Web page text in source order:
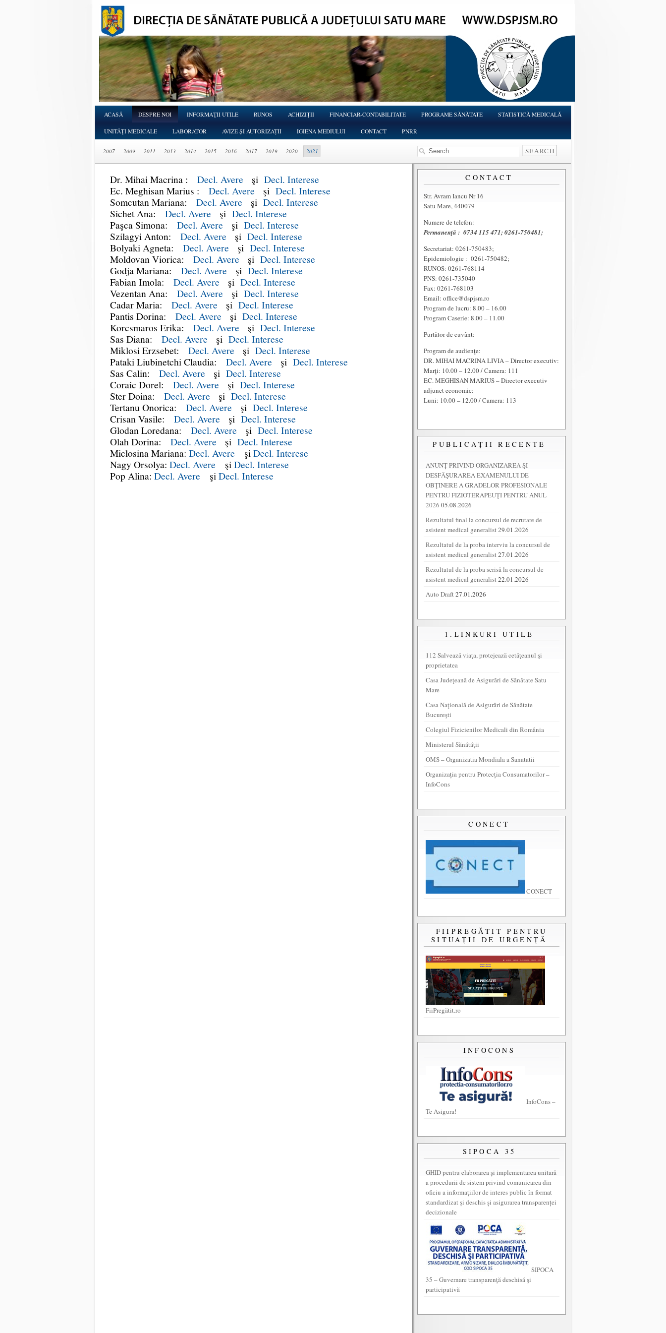
ACASĂ DESPRE NOI INFORMAŢII UTILE RUNOS ACHIZIŢII FINANCIAR-CONTABILITATE PROGRAME SĂNĂTATE STATISTICĂ MEDICALĂ
UNITĂŢI MEDICALE LABORATOR AVIZE ȘI AUTORIZAȚII IGIENA MEDIULUI CONTACT PNRR
2007 2009 2011 2013 2014 2015 2016 2017 2019 2020 2021
Dr. Mihai Macrina : Decl. Avere şi Decl. Interese
Ec. Meghisan Marius : Decl. Avere şi Decl. Interese
Somcutan Mariana: Decl. Avere şi Decl. Interese
Sichet Ana: Decl. Avere şi Decl. Interese
Paşca Simona: Decl. Avere şi Decl. Interese
Szilagyi Anton: Decl. Avere şi Decl. Interese
Bolyaki Agneta: Decl. Avere şi Decl. Interese
Moldovan Viorica:
Decl. Avere şi Decl. Interese
Godja Mariana: Decl. Avere şi Decl. Interese
Fabian Imola: Decl. Avere şi Decl. Interese
Vezentan Ana: Decl. Avere şi Decl. Interese
Cadar Maria: Decl. Avere şi Decl. Interese
Pantis Dorina:
Decl. Avere şi Decl. Interese
Korcsmaros Erika: Decl. Avere şi Decl. Interese
Sas Diana: Decl. Avere şi Decl. Interese
Miklosi Erzsebet: Decl. Avere şi Decl. Interese
Pataki Liubinetchi Claudia: Decl. Avere şi Decl. Interese
Sas Calin: Decl. Avere şi Decl. Interese
Coraic Dorel: Decl. Avere şi Decl. Interese
Ster Doina: Decl. Avere şi Decl. Interese
Tertanu Onorica:
Decl. Avere şi Decl. Interese
Crisan Vasile: Decl. Avere şi Decl. Interese
Glodan Loredana: Decl. Avere şi Decl. Interese
Olah Dorina: Decl. Avere şi Decl. Interese
Miclosina Mariana: Decl. Avere şi Decl. Interese
Nagy Orsolya: Decl. Avere şi Decl. Interese
Pop Alina: Decl. Avere şi Decl. Interese
CONTACT
Str. Avram Iancu Nr 16
Satu Mare, 440079
Numere de telefon:
Permanenţă : 0734 115 471; 0261-750481;
Secretariat: 0261-750483;
Epidemiologie : 0261-750482;
RUNOS: 0261-768114
PNS: 0261-735040
Fax: 0261-768103
Email: office@dspjsm.ro
Program de lucru: 8.00 – 16.00
Program Caserie: 8.00 – 11.00
Purtător de cuvânt:
Program de audienţe:
DR. MIHAI MACRINA LIVIA – Director executiv:
Marţi: 10.00 – 12.00 / Camera: 111
EC. MEGHISAN MARIUS – Director executiv
adjunct economic:
Luni: 10.00 – 12.00 / Camera: 113
PUBLICAŢII RECENTE
ANUNȚ PRIVIND ORGANIZAREA ŞI
DESFĂŞURAREA EXAMENULUI DE
OBŢINERE A GRADELOR PROFESIONALE
PENTRU FIZIOTERAPEUŢI PENTRU ANUL
2026 05.08.2026
Rezultatul final la concursul de recrutare de
asistent medical generalist29.01.2026
Rezultatul de la proba interviu la concursul de
asistent medical generalist27.01.2026
Rezultatul de la proba scrisă la concursul de
asistent medical generalist22.01.2026
Auto Draft27.01.2026
1.LINKURI UTILE
112 Salvează viaţa, protejează cetăţeanul şi
proprietatea
Casa Judeţeană de Asigurări de Sănătate Satu
Mare
Casa Naţională de Asigurări de Sănătate
Bucureşti
Colegiul Fizicienilor Medicali din România
Ministerul Sănătăţii
OMS – Organizatia Mondiala a Sanatatii
Organizația pentru Protecția Consumatorilor –
InfoCons
CONECT
CONECT
FIIPREGĂTIT PENTRU
SITUAȚII DE URGENȚĂ
FiiPregătit.ro
INFOCONS
InfoCons –
Te Asigura!
SIPOCA 35
GHID pentru elaborarea și implementarea unitară
a procedurii de sistem privind comunicarea din
oficiu a informațiilor de interes public în format
standardizat și deschis și asigurarea transparenței
decizionale
SIPOCA
35 – Guvernare transparenţă deschisă şi
participativă